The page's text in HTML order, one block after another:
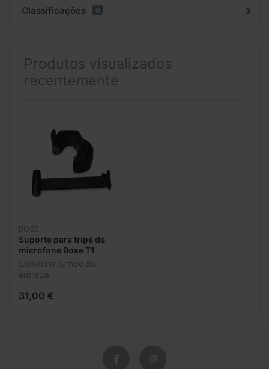
Classificações 0
Produtos visualizados
recentemente
BOSE
Suporte para tripé de
microfone Bose T1
Tonematch
A2PAST1STANDBRK
Consultar tempo de
entrega
31,00 €